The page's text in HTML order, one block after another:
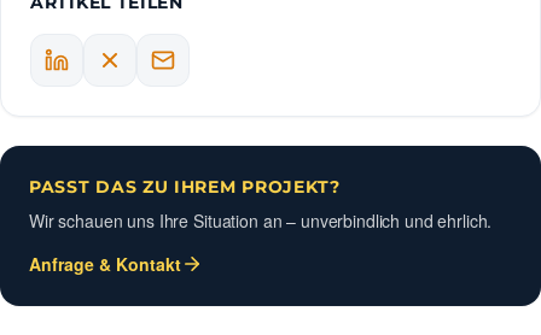
PASST DAS ZU IHREM PROJEKT?
Wir schauen uns Ihre Situation an – unverbindlich und ehrlich.
Anfrage & Kontakt